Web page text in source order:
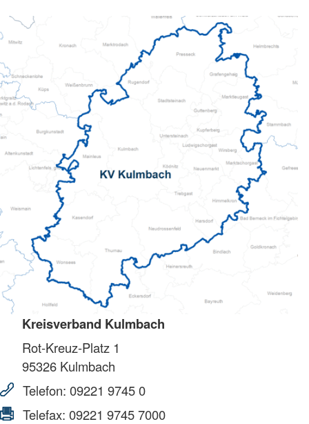
Kreisverband Kulmbach
Rot-Kreuz-Platz 1
95326 Kulmbach
Telefon: 09221 9745 0
Telefax: 09221 9745 7000